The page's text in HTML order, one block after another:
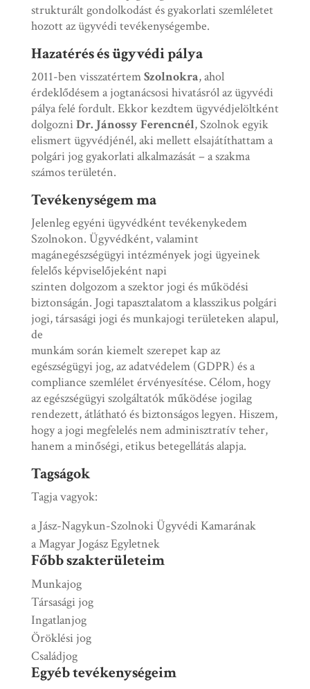
strukturált gondolkodást és gyakorlati szemléletet
hozott az ügyvédi tevékenységembe.
Hazatérés és ügyvédi pálya
2011-ben visszatértemSzolnokra, ahol
érdeklődésem a jogtanácsosi hivatásról az ügyvédi
pálya felé fordult. Ekkor kezdtem ügyvédjelöltként
dolgozniDr. Jánossy Ferencnél, Szolnok egyik
elismert ügyvédjénél, aki mellett elsajátíthattam a
polgári jog gyakorlati alkalmazását – a szakma
számos területén.
Tevékenységem ma
Jelenleg egyéni ügyvédként tevékenykedem
Szolnokon. Ügyvédként, valamint
magánegészségügyi intézmények jogi ügyeinek
felelős képviselőjeként napi
szinten dolgozom a szektor jogi és működési
biztonságán. Jogi tapasztalatom a klasszikus polgári
jogi, társasági jogi és munkajogi területeken alapul,
de
munkám során kiemelt szerepet kap az
egészségügyi jog, az adatvédelem (GDPR) és a
compliance szemlélet érvényesítése. Célom, hogy
az egészségügyi szolgáltatók működése jogilag
rendezett, átlátható és biztonságos legyen. Hiszem,
hogy a jogi megfelelés nem adminisztratív teher,
hanem a minőségi, etikus betegellátás alapja.
Tagságok
Tagja vagyok:
a Jász-Nagykun-Szolnoki Ügyvédi Kamarának
a Magyar Jogász Egyletnek
Főbb szakterületeim
Munkajog
Társasági jog
Ingatlanjog
Öröklési jog
Családjog
Egyéb tevékenységeim